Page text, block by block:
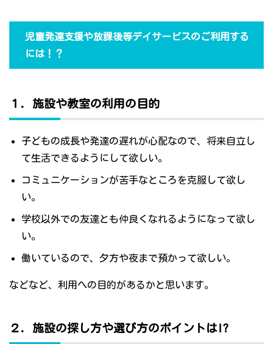
児童発達支援や放課後等デイサービスのご利用する
には！？
１．施設や教室の利用の目的
子どもの成長や発達の遅れが心配なので、将来自立し
て生活できるようにして欲しい。
コミュニケーションが苦手なところを克服して欲し
い。
学校以外での友達とも仲良くなれるようになって欲し
い。
働いているので、夕方や夜まで預かって欲しい。
などなど、利用への目的があるかと思います。
２．施設の探し方や選び方のポイントは!?